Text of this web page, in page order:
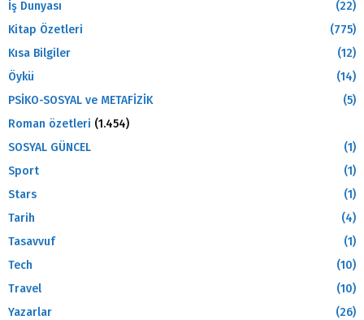
İş Dunyası
(22)
Kitap Özetleri
(775)
Kısa Bilgiler
(12)
Öykü
(14)
PSİKO-SOSYAL ve METAFİZİK
(5)
Roman özetleri (1.454)
SOSYAL GÜNCEL
(1)
Sport
(1)
Stars
(1)
Tarih
(4)
Tasavvuf
(1)
Tech
(10)
Travel
(10)
Yazarlar
(26)